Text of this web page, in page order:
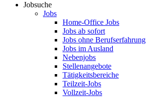
Jobsuche
Jobs
Home-Office Jobs
Jobs ab sofort
Jobs ohne Berufserfahrung
Jobs im Ausland
Nebenjobs
Stellenangebote
Tätigkeitsbereiche
Teilzeit-Jobs
Vollzeit-Jobs